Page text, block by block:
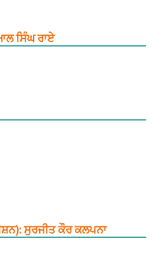
ਸਿੰਘ ਰਾਏ
ਸੁਰਜੀਤ ਕੌਰ ਕਲਪਨਾ